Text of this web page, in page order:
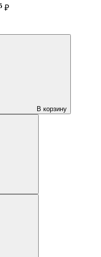
₽
В корзину